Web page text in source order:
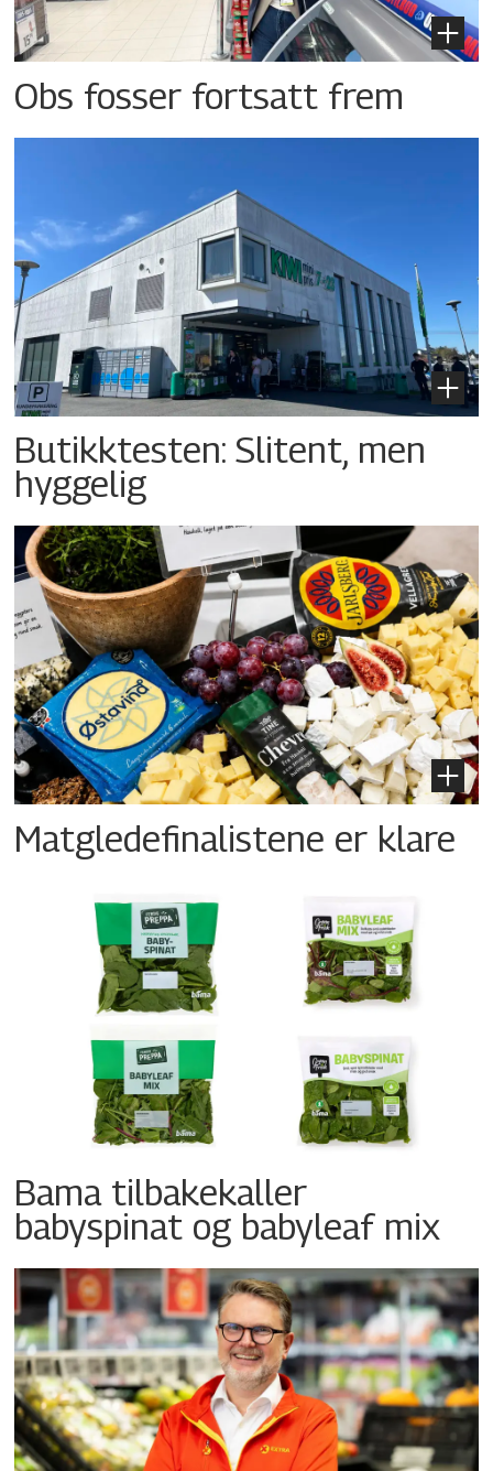
Obs fosser fortsatt frem
Butikktesten: Slitent, men
hyggelig
Matgledefinalistene er klare
Bama tilbakekaller
babyspinat og babyleaf mix